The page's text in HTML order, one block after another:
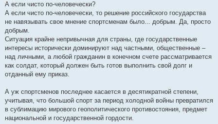
А если чисто по-человечески?
А если чисто по-человечески, то решение российского государства
не навязывать свое мнение спортсменам было... добрым. Да, просто
добрым.
Ситуация крайне непривычная для страны, где государственные
интересы исторически доминируют над частными, общественные –
над личными, а любой гражданин в конечном счете рассматривается
как солдат, который должен быть готов выполнить свой долг и
отданный ему приказ.
А уж спортсменов последнее касается в десятикратной степени,
учитывая, что большой спорт за период холодной войны превратился
в сублимацию мирового геополитического противостояния, предмет
национальной и государственной гордости.